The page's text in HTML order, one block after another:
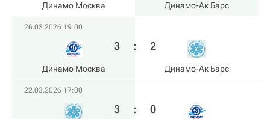
Динамо Москва Динамо-Ак Барс
26.03.2026 19:00
Динамо Москва
3 : 2
Динамо-Ак Барс
22.03.2026 17:00
3 : 0